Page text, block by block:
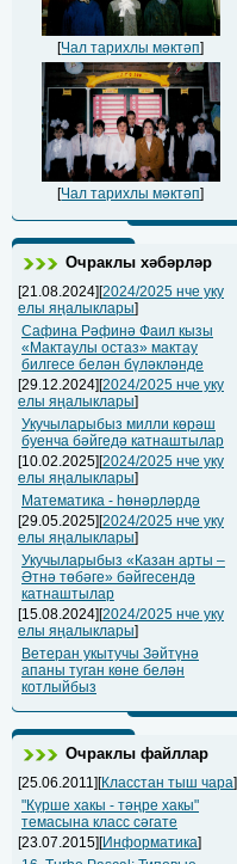
[Чал тарихлы мәктәп]
[Чал тарихлы мәктәп]
Очраклы хәбәрләр
[21.08.2024][2024/2025 нче уку
елы яңалыклары]
Сафина Рәфинә Фаил кызы
«Мактаулы остаз» мактау
билгесе белән бүләкләнде
[29.12.2024][2024/2025 нче уку
елы яңалыклары]
Укучыларыбыз милли көрәш
буенча бәйгедә катнаштылар
[10.02.2025][2024/2025 нче уку
елы яңалыклары]
Математика - һөнәрләрдә
[29.05.2025][2024/2025 нче уку
елы яңалыклары]
Укучыларыбыз «Казан арты –
Әтнә төбәге» бәйгесендә
катнаштылар
[15.08.2024][2024/2025 нче уку
елы яңалыклары]
Ветеран укытучы Зәйтүнә
апаны туган көне белән
котлыйбыз
Очраклы файллар
[25.06.2011][Класстан тыш чара]
"Күрше хакы - тәңре хакы"
темасына класс сәгате
[23.07.2015][Информатика]